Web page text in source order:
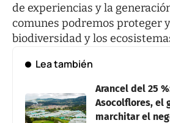
de experiencias y la
comunes podremos proteger
biodiversidad y los
Lea también
Arancel del 25
Asocolflores, el
marchitar el